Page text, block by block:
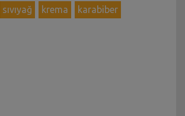
sıvıyağ krema
karabiber